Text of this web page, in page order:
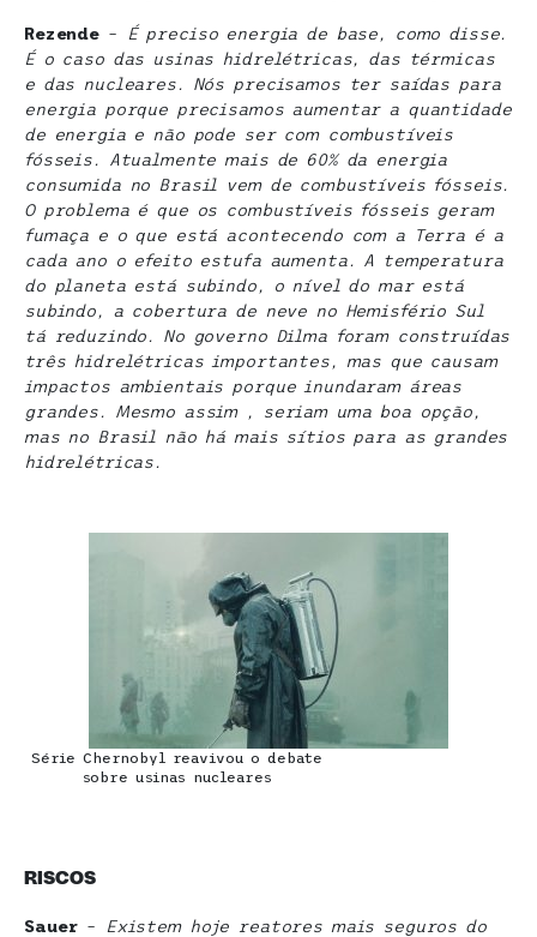
Rezende –
É preciso energia de base, como disse.
É o caso das usinas hidrelétricas, das térmicas
e das nucleares. Nós precisamos ter saídas para
energia porque precisamos aumentar a quantidade
de energia e não pode ser com combustíveis
fósseis. Atualmente mais de 60% da energia
consumida no Brasil vem de combustíveis fósseis.
O problema é que os combustíveis fósseis geram
fumaça e o que está acontecendo com a Terra é a
cada ano o efeito estufa aumenta. A temperatura
do planeta está subindo, o nível do mar está
subindo, a cobertura de neve no Hemisfério Sul
tá reduzindo. No governo Dilmaforam construídas
três hidrelétricas importantes, mas que causam
impactos ambientais porque inundaram áreas
grandes. Mesmo assim , seriam uma boa opção,
mas no Brasil não há mais sítios para as grandes
hidrelétricas.
Série Chernobyl reavivou o debate
sobre usinas nucleares
RISCOS
Sauer –
Existem hoje reatores mais seguros do